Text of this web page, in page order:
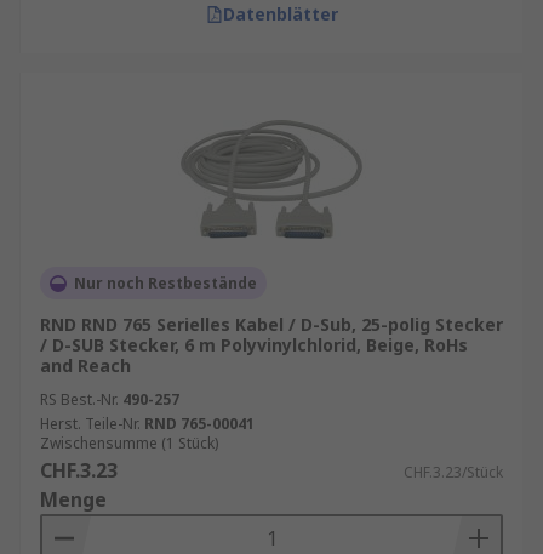
Datenblätter
Nur noch Restbestände
RND RND 765 Serielles Kabel / D-Sub, 25-polig Stecker
/ D-SUB Stecker, 6 m Polyvinylchlorid, Beige, RoHs
and Reach
RS Best.-Nr. 490-257
Herst. Teile-Nr. RND 765-00041
Zwischensumme (1 Stück)
CHF.3.23 CHF.3.23/Stück
Menge